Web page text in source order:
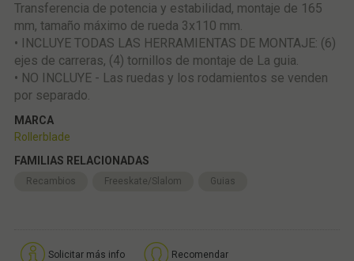
Transferencia de potencia y estabilidad, montaje de 165
mm, tamaño máximo de rueda 3x110 mm.
• INCLUYE TODAS LAS HERRAMIENTAS DE MONTAJE: (6)
ejes de carreras, (4) tornillos de montaje de La guia.
• NO INCLUYE - Las ruedas y los rodamientos se venden
por separado.
MARCA
Rollerblade
FAMILIAS RELACIONADAS
Recambios Freeskate/Slalom Guias
Solicitar más info Recomendar